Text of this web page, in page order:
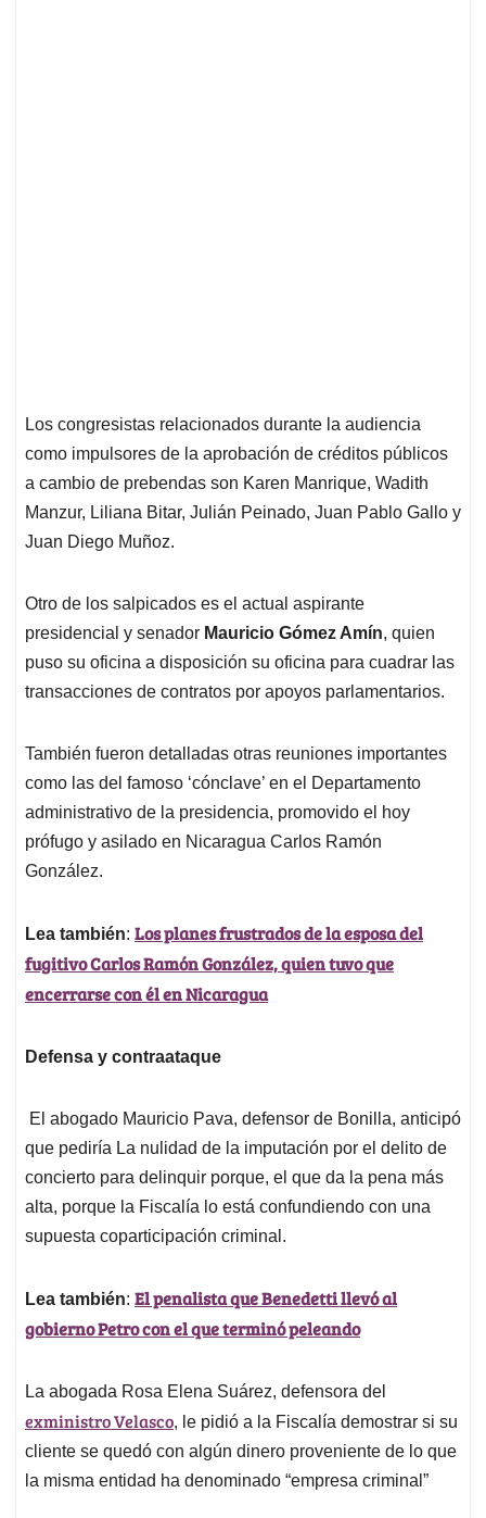
Los congresistas relacionados durante la audiencia
como impulsores de la aprobación de créditos públicos
a cambio de prebendas son Karen Manrique, Wadith
Manzur, Liliana Bitar, Julián Peinado, Juan Pablo Gallo y
Juan Diego Muñoz.
Otro de los salpicados es el actual aspirante
presidencial y senador Mauricio Gómez Amín, quien
puso su oficina a disposición su oficina para cuadrar las
transacciones de contratos por apoyos parlamentarios.
También fueron detalladas otras reuniones importantes
como las del famoso ‘cónclave’ en el Departamento
administrativo de la presidencia, promovido el hoy
prófugo y asilado en Nicaragua Carlos Ramón
González.
Lea también: Los planes frustrados de la esposa del
fugitivo Carlos Ramón González, quien tuvo que
encerrarse con él en Nicaragua
Defensa y contraataque
El abogado Mauricio Pava, defensor de Bonilla, anticipó
que pediría La nulidad de la imputación por el delito de
concierto para delinquir porque, el que da la pena más
alta, porque la Fiscalía lo está confundiendo con una
supuesta coparticipación criminal.
Lea también: El penalista que Benedetti llevó al
gobierno Petro con el que terminó peleando
La abogada Rosa Elena Suárez, defensora del
exministro Velasco, le pidió a la Fiscalía demostrar si su
cliente se quedó con algún dinero proveniente de lo que
la misma entidad ha denominado “empresa criminal”